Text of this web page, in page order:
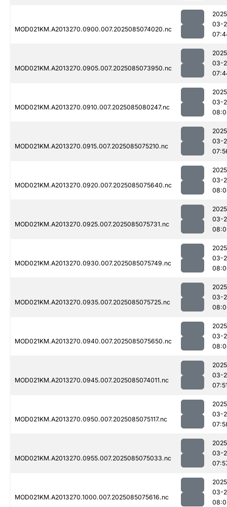
MOD021KM.A2013270.0900.007.2025085074020.nc
03-
MOD021KM.A2013270.0905.007.2025085073950.nc
03-
MOD021KM.A2013270.0910.007.2025085080247.nc
03-
MOD021KM.A2013270.0915.007.2025085075210.nc
03-
MOD021KM.A2013270.0920.007.2025085075640.nc
03-
MOD021KM.A2013270.0925.007.2025085075731.nc
03-
MOD021KM.A2013270.0930.007.2025085075749.nc
03-
MOD021KM.A2013270.0935.007.2025085075725.nc
03-
MOD021KM.A2013270.0940.007.2025085075650.nc
03-
MOD021KM.A2013270.0945.007.2025085074011.nc
03-
MOD021KM.A2013270.0950.007.2025085075117.nc
03-
MOD021KM.A2013270.0955.007.2025085075033.nc
03-
MOD021KM.A2013270.1000.007.2025085075616.nc
03-